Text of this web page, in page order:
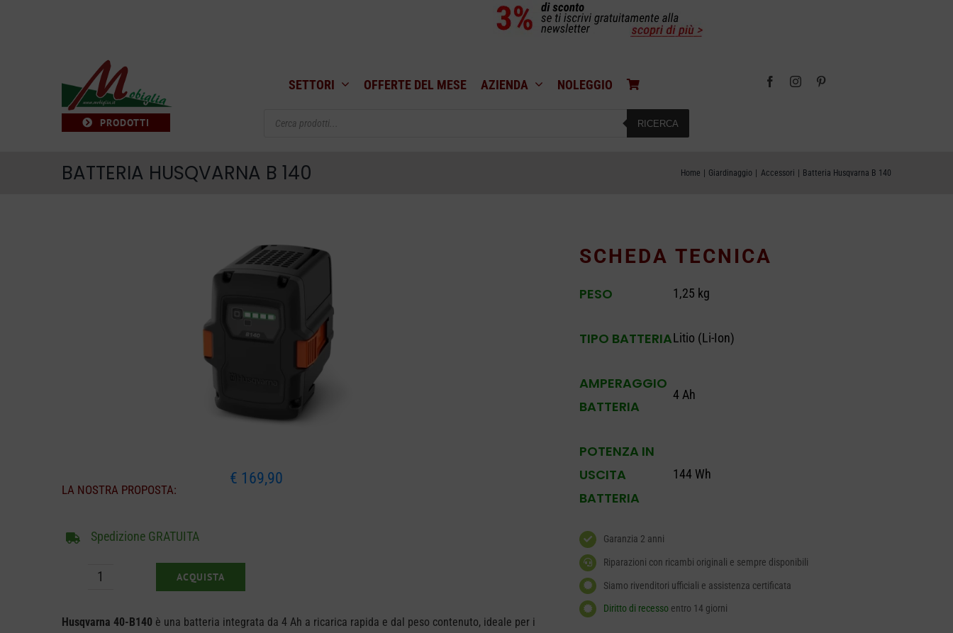
PRODOTTI
SETTORI OFFERTE DEL MESE AZIENDA NOLEGGIO
search
RICERCA
BATTERIA HUSQVARNA B 140 Home Giardinaggio Accessori Batteria Husqvarna B 140
LA NOSTRA PROPOSTA:
€ 169,90
Spedizione GRATUITA
Batteria
ACQUISTA
Husqvarna 40-B140 è una batteria integrata da 4 Ah a ricarica rapida e dal peso contenuto, ideale per i
SCHEDA TECNICA
PESO 1,25 kg
TIPO BATTERIALitio (Li-Ion)
AMPERAGGIO
BATTERIA
4 Ah
POTENZA IN
USCITA
BATTERIA
144 Wh
Garanzia 2 anni
Riparazioni con ricambi originali e sempre disponibili
Siamo rivenditori ufficiali e assistenza certificata
Diritto di recessoentro 14 giorni